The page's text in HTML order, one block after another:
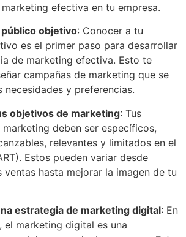
efectiva en tu empresa.
objetivo: Conocer a tu
es el primer paso para desarrollar
de marketing efectiva. Esto te
campañas de marketing que se
necesidades y preferencias.
objetivos de marketing: Tus
deben ser específicos,
relevantes y limitados en el
Estos pueden variar desde
ventas hasta mejorar la imagen de tu
estrategia de marketing digital: En
el marketing digital es una